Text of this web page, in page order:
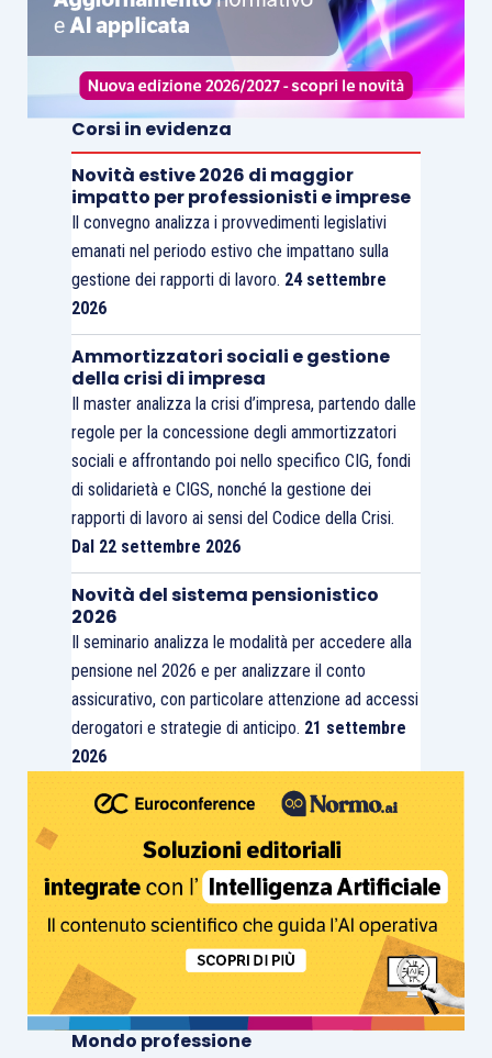
Corsi in evidenza
Novità estive 2026 di maggior
impatto per professionisti e imprese
Il convegno analizza i provvedimenti legislativi
emanati nel periodo estivo che impattano sulla
gestione dei rapporti di lavoro. 24 settembre
2026
Ammortizzatori sociali e gestione
della crisi di impresa
Il master analizza la crisi d’impresa, partendo dalle
regole per la concessione degli ammortizzatori
sociali e affrontando poi nello specifico CIG, fondi
di solidarietà e CIGS, nonché la gestione dei
rapporti di lavoro ai sensi del Codice della Crisi.
Dal 22 settembre 2026
Novità del sistema pensionistico
2026
Il seminario analizza le modalità per accedere alla
pensione nel 2026 e per analizzare il conto
assicurativo, con particolare attenzione ad accessi
derogatori e strategie di anticipo. 21 settembre
2026
Mondo professione